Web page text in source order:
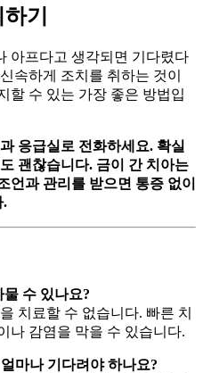
기
아프다고 생각되면 기다렸다
속하게 조치를 취하는 것이
할 수 있는 가장 좋은 방법입
응급실로 전화하세요. 확실
괜찮습니다. 금이 간 치아는
언과 관리를 받으면 통증 없이
.
수 있나요?
치료할 수 없습니다. 빠른 치
나 감염을 막을 수 있습니다.
마나 기다려야 하나요?